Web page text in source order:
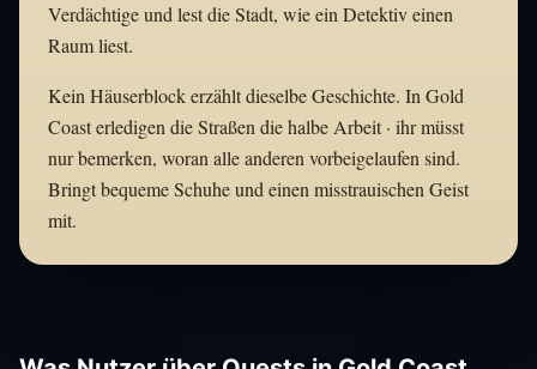
Verdächtige und lest die Stadt, wie ein Detektiv einen
Raum liest.
Kein Häuserblock erzählt dieselbe Geschichte. In Gold
Coast erledigen die Straßen die halbe Arbeit · ihr müsst
nur bemerken, woran alle anderen vorbeigelaufen sind.
Bringt bequeme Schuhe und einen misstrauischen Geist
mit.